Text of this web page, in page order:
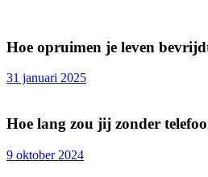
Hoe opruimen je leven
31 januari 2025
Hoe lang zou jij zonder
9 oktober 2024